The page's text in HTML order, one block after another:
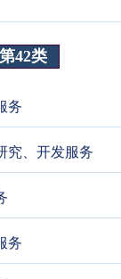
第42类
务
究、开发服务
务